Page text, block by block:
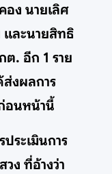
ง นายเลิศ
และนายสิทธิ
ต. อีก 1 ราย
งผลการ
อนหน้านี้
ระเมินการ
ง ที่อ้างว่า